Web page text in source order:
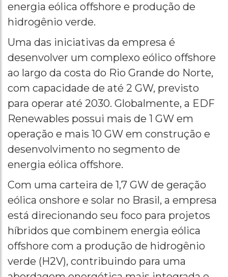
energia eólica offshore e produção de
hidrogênio verde.
Uma das iniciativas da empresa é
desenvolver um complexo eólico offshore
ao largo da costa do Rio Grande do Norte,
com capacidade de até 2 GW, previsto
para operar até 2030. Globalmente, a EDF
Renewables possui mais de 1 GW em
operação e mais 10 GW em construção e
desenvolvimento no segmento de
energia eólica offshore.
Com uma carteira de 1,7 GW de geração
eólica onshore e solar no Brasil, a empresa
está direcionando seu foco para projetos
híbridos que combinem energia eólica
offshore com a produção de hidrogênio
verde (H2V), contribuindo para uma